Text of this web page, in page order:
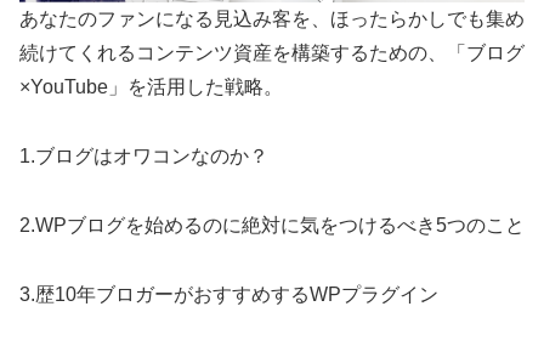
あなたのファンになる見込み客を、ほったらかしでも集め
続けてくれるコンテンツ資産を構築するための、「ブログ
×YouTube」を活用した戦略。
1.ブログはオワコンなのか？
2.WPブログを始めるのに絶対に気をつけるべき5つのこと
3.歴10年ブロガーがおすすめするWPプラグイン